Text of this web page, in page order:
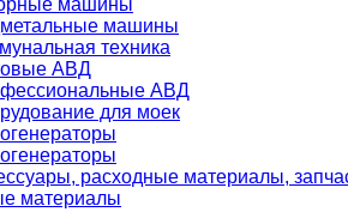
машины
техника
АВД
АВД
для моек
расходные материалы,
материалы